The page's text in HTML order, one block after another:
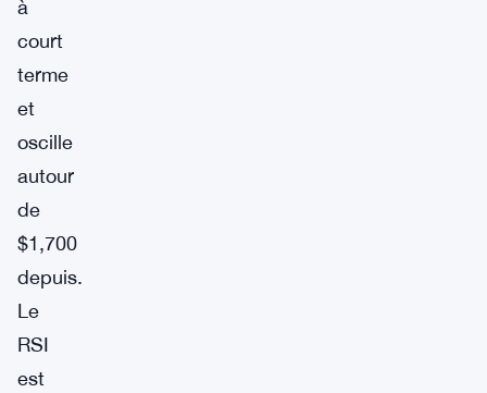
à
court
terme
et
oscille
autour
de
$1,700
depuis.
Le
RSI
est